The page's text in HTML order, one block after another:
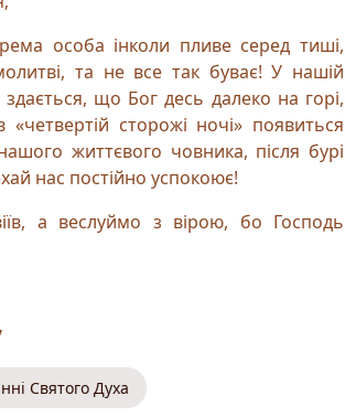
особа інколи пливе серед тиші,
та не все так буває! У нашій
здається, що Бог десь далеко на горі,
сторожі ночі» появиться
життєвого човника, після бурі
нас постійно успокоює!
а веслуймо з вірою, бо Господь
Святого Духа